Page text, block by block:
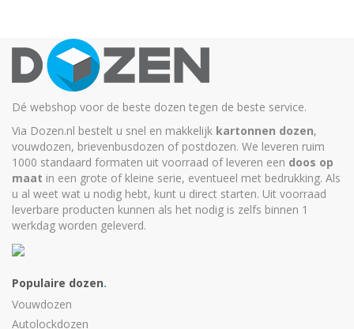
Dé webshop voor de beste dozen tegen de beste service.
Via Dozen.nl bestelt u snel en makkelijk kartonnen dozen,
vouwdozen, brievenbusdozen of postdozen. We leveren ruim
1000 standaard formaten uit voorraad of leveren een doos op
maat in een grote of kleine serie, eventueel met bedrukking. Als
u al weet wat u nodig hebt, kunt u direct starten. Uit voorraad
leverbare producten kunnen als het nodig is zelfs binnen 1
werkdag worden geleverd.
Populaire dozen.
Vouwdozen
Autolockdozen